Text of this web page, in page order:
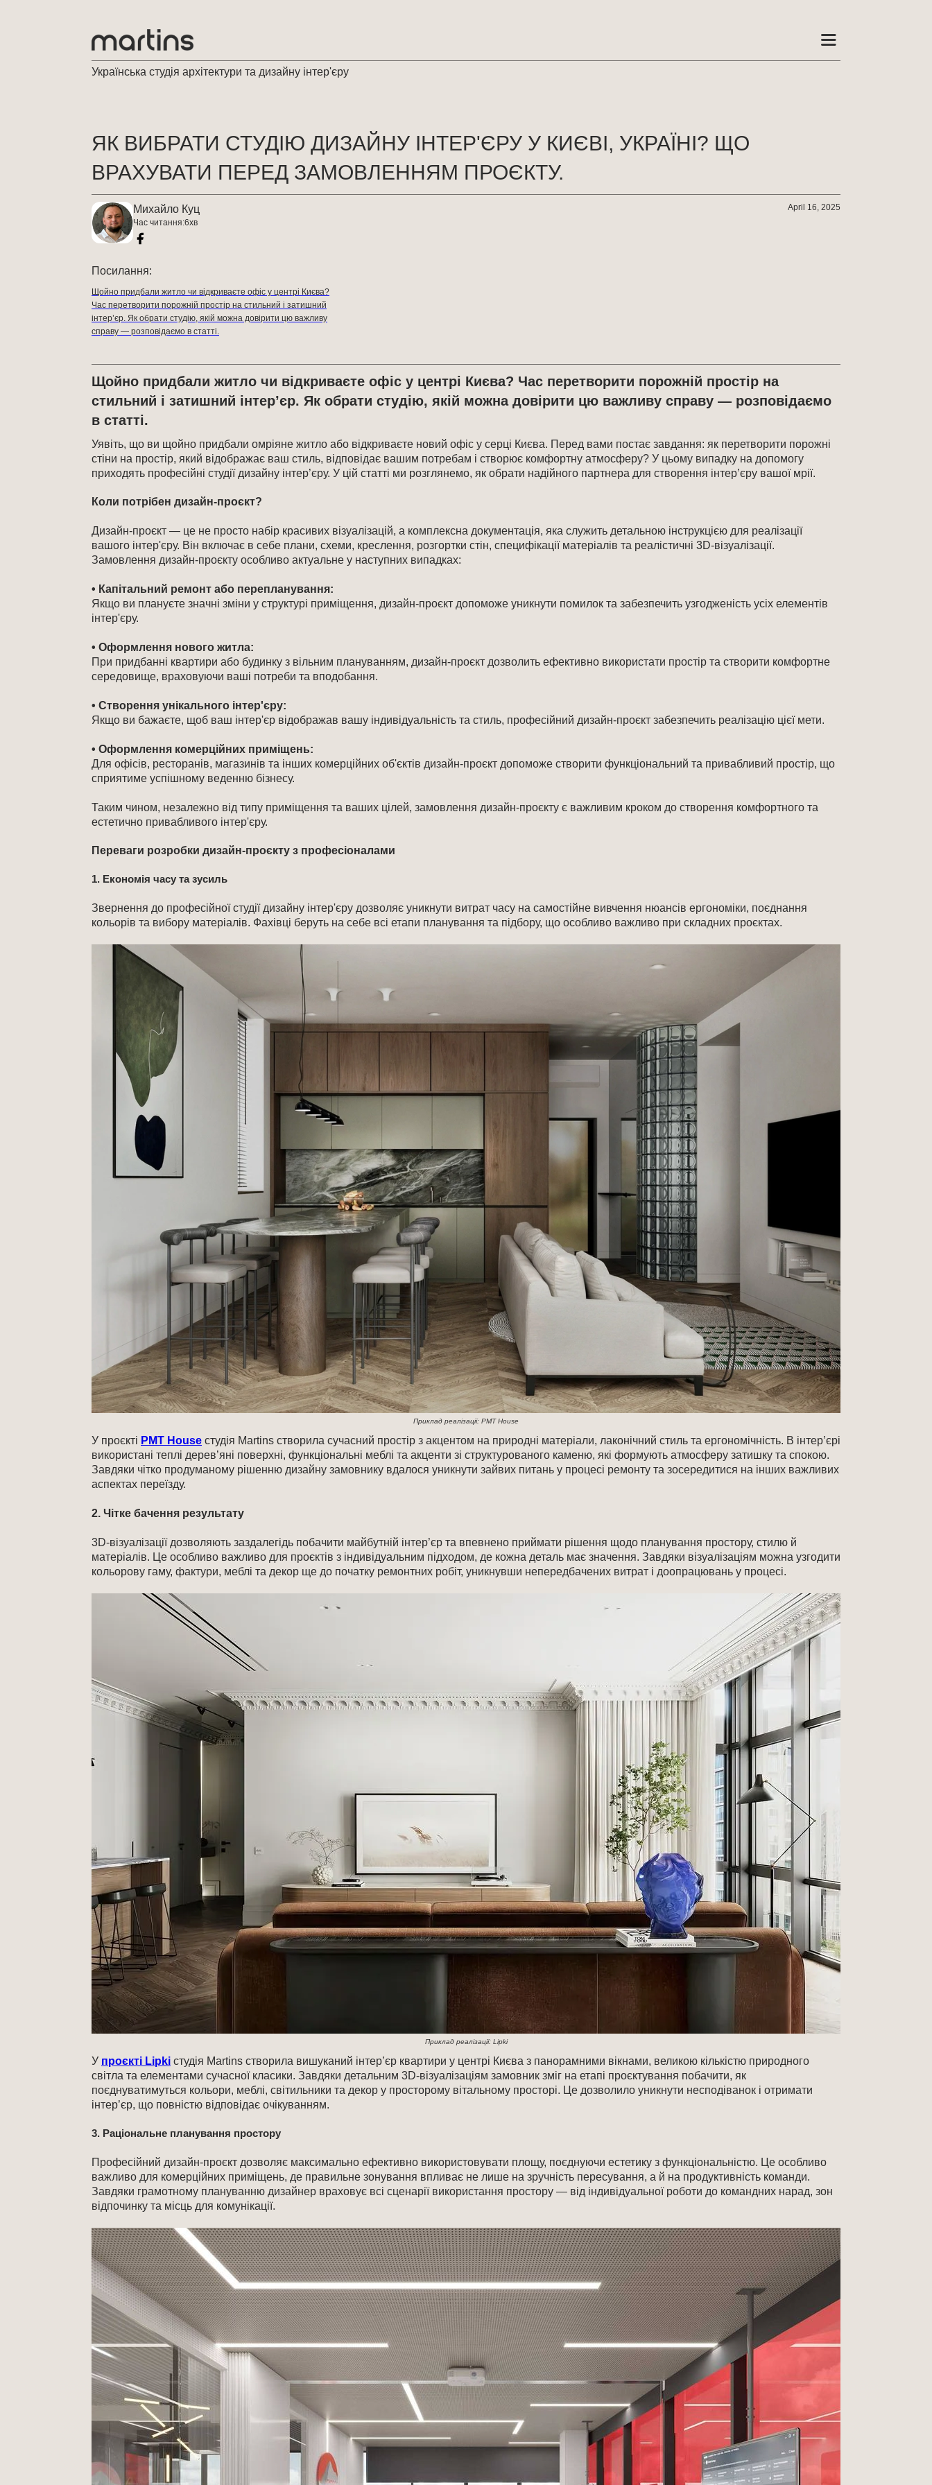
Українська студія архітектури та дизайну інтер'єру
ЯК ВИБРАТИ СТУДІЮ ДИЗАЙНУ ІНТЕР'ЄРУ У КИЄВІ, УКРАЇНІ? ЩО
ВРАХУВАТИ ПЕРЕД ЗАМОВЛЕННЯМ ПРОЄКТУ.
Михайло Куц
Час читання:6хв
April 16, 2025
Посилання:
Щойно придбали житло чи відкриваєте офіс у центрі Києва?
Час перетворити порожній простір на стильний і затишний
інтер’єр. Як обрати студію, якій можна довірити цю важливу
справу — розповідаємо в статті.
Щойно придбали житло чи відкриваєте офіс у центрі Києва? Час перетворити порожній простір на
стильний і затишний інтер’єр. Як обрати студію, якій можна довірити цю важливу справу — розповідаємо
в статті.
Уявіть, що ви щойно придбали омріяне житло або відкриваєте новий офіс у серці Києва. Перед вами постає завдання: як перетворити порожні
стіни на простір, який відображає ваш стиль, відповідає вашим потребам і створює комфортну атмосферу? У цьому випадку на допомогу
приходять професійні студії дизайну інтер’єру. У цій статті ми розглянемо, як обрати надійного партнера для створення інтер’єру вашої мрії.
Коли потрібен дизайн-проєкт?
Дизайн-проєкт — це не просто набір красивих візуалізацій, а комплексна документація, яка служить детальною інструкцією для реалізації
вашого інтер'єру. Він включає в себе плани, схеми, креслення, розгортки стін, специфікації матеріалів та реалістичні 3D-візуалізації.
Замовлення дизайн-проєкту особливо актуальне у наступних випадках:​
• Капітальний ремонт або перепланування:
Якщо ви плануєте значні зміни у структурі приміщення, дизайн-проєкт допоможе уникнути помилок та забезпечить узгодженість усіх елементів
інтер'єру.​
• Оформлення нового житла:
При придбанні квартири або будинку з вільним плануванням, дизайн-проєкт дозволить ефективно використати простір та створити комфортне
середовище, враховуючи ваші потреби та вподобання.​
• Створення унікального інтер'єру:
Якщо ви бажаєте, щоб ваш інтер'єр відображав вашу індивідуальність та стиль, професійний дизайн-проєкт забезпечить реалізацію цієї мети.​
• Оформлення комерційних приміщень:
Для офісів, ресторанів, магазинів та інших комерційних об'єктів дизайн-проєкт допоможе створити функціональний та привабливий простір, що
сприятиме успішному веденню бізнесу.​
Таким чином, незалежно від типу приміщення та ваших цілей, замовлення дизайн-проєкту є важливим кроком до створення комфортного та
естетично привабливого інтер'єру.
Переваги розробки дизайн-проєкту з професіоналами
1. Економія часу та зусиль
Звернення до професійної студії дизайну інтер'єру дозволяє уникнути витрат часу на самостійне вивчення нюансів ергономіки, поєднання
кольорів та вибору матеріалів. Фахівці беруть на себе всі етапи планування та підбору, що особливо важливо при складних проєктах.​
Приклад реалізації: PMT House
У проєкті PMT House студія Martins створила сучасний простір з акцентом на природні матеріали, лаконічний стиль та ергономічність. В інтер’єрі
використані теплі дерев’яні поверхні, функціональні меблі та акценти зі структурованого каменю, які формують атмосферу затишку та спокою.
Завдяки чітко продуманому рішенню дизайну замовнику вдалося уникнути зайвих питань у процесі ремонту та зосередитися на інших важливих
аспектах переїзду.
2. Чітке бачення результату
3D-візуалізації дозволяють заздалегідь побачити майбутній інтер’єр та впевнено приймати рішення щодо планування простору, стилю й
матеріалів. Це особливо важливо для проєктів з індивідуальним підходом, де кожна деталь має значення. Завдяки візуалізаціям можна узгодити
кольорову гаму, фактури, меблі та декор ще до початку ремонтних робіт, уникнувши непередбачених витрат і доопрацювань у процесі.
Приклад реалізації: Lipki
У проєкті Lipki студія Martins створила вишуканий інтер’єр квартири у центрі Києва з панорамними вікнами, великою кількістю природного
світла та елементами сучасної класики. Завдяки детальним 3D-візуалізаціям замовник зміг на етапі проєктування побачити, як
поєднуватимуться кольори, меблі, світильники та декор у просторому вітальному просторі. Це дозволило уникнути несподіванок і отримати
інтер’єр, що повністю відповідає очікуванням.
3. Раціональне планування простору
Професійний дизайн-проєкт дозволяє максимально ефективно використовувати площу, поєднуючи естетику з функціональністю. Це особливо
важливо для комерційних приміщень, де правильне зонування впливає не лише на зручність пересування, а й на продуктивність команди.
Завдяки грамотному плануванню дизайнер враховує всі сценарії використання простору — від індивідуальної роботи до командних нарад, зон
відпочинку та місць для комунікації.